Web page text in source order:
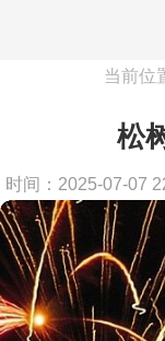
当前位
松
时间：2025-07-07